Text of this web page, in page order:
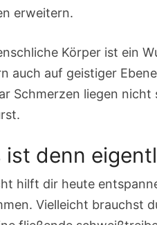
erweitern.
Körper ist ein
auch auf geistiger
Schmerzen liegen
ist denn
hilft dir heute
Vielleicht brauchst